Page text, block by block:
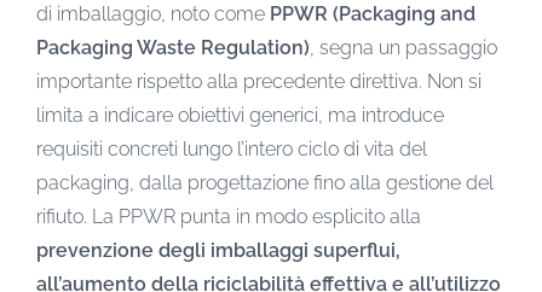
di imballaggio, noto come PPWR (Packaging and
Packaging Waste Regulation) , segna un passaggio
importante rispetto alla precedente direttiva. Non si
limita a indicare obiettivi generici, ma introduce
requisiti concreti lungo l’intero ciclo di vita del
packaging, dalla progettazione fino alla gestione del
rifiuto. La PPWR punta in modo esplicito alla
prevenzione degli imballaggi superflui,
all’aumento della riciclabilità effettiva e all’utilizzo